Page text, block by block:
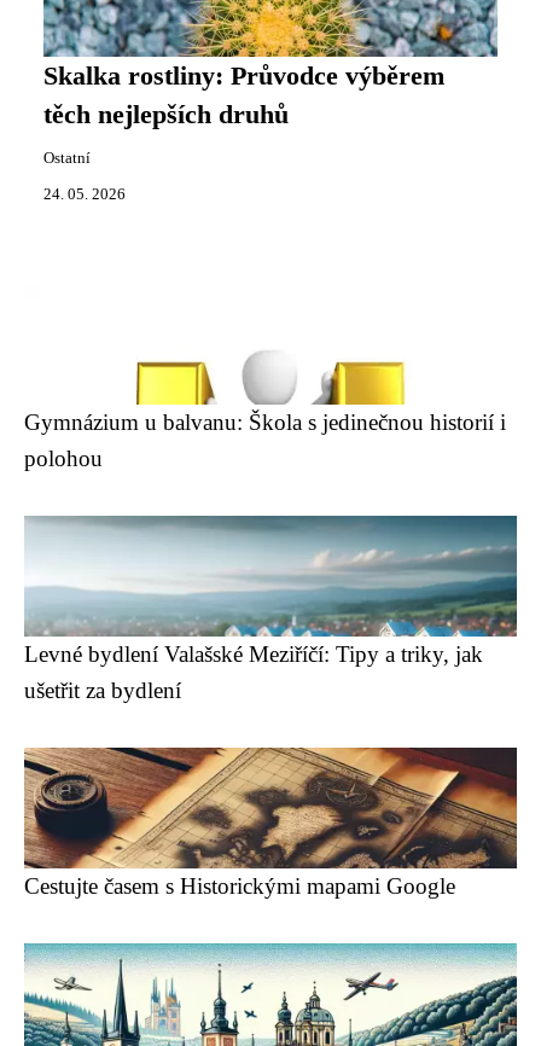
Skalka rostliny: Průvodce výběrem
těch nejlepších druhů
Ostatní
24. 05. 2026
Gymnázium u balvanu: Škola s jedinečnou historií i
polohou
Levné bydlení Valašské Meziříčí: Tipy a triky, jak
ušetřit za bydlení
Cestujte časem s Historickými mapami Google